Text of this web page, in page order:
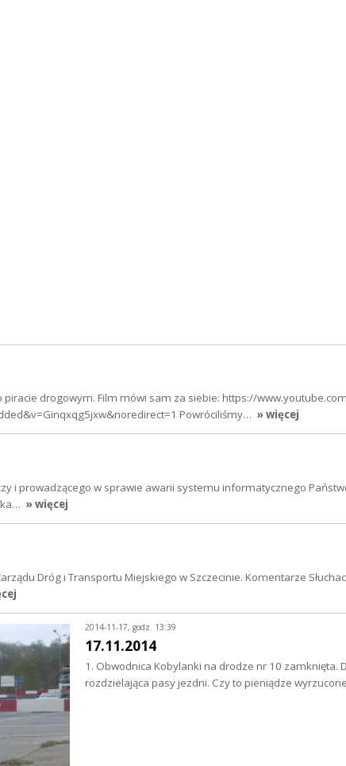
piracie drogowym. Film mówi sam za siebie: https://
Powróciliśmy… » więcej
i prowadzącego w sprawie awarii systemu informatycznego
» więcej
Dróg i Transportu Miejskiego w Szczecinie. Komentarze
2014-11-17, godz. 13:39
17.11.2014
1. Obwodnica Kobylanki na drodze nr 10
rozdzielająca pasy jezdni. Czy to pieniądze